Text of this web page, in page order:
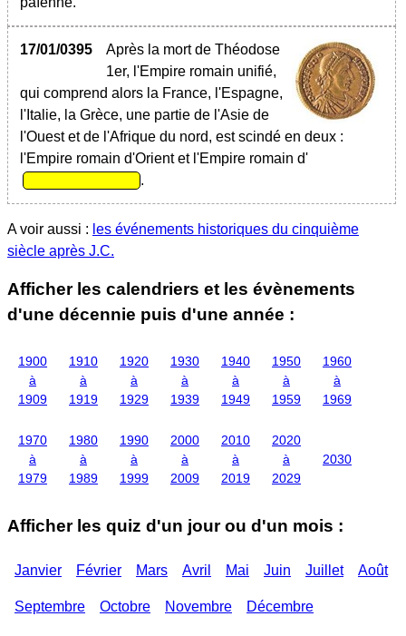
17/01/0395
Après la mort de Théodose
1er, l'Empire romain unifié,
qui comprend alors la France, l'Espagne,
l'Italie, la Grèce, une partie de l'Asie de
l'Ouest et de l'Afrique du nord, est scindé en deux :
l'Empire romain d'Orient et l'Empire romain d'
.
A voir aussi : les événements historiques du cinquième
siècle après J.C.
Afficher les calendriers et les évènements
d'une décennie puis d'une année :
1900
à
1909
1910
à
1919
1920
à
1929
1930
à
1939
1940
à
1949
1950
à
1959
1960
à
1969
1970
à
1979
1980
à
1989
1990
à
1999
2000
à
2009
2010
à
2019
2020
à
2029
2030
Afficher les quiz d'un jour ou d'un mois :
Janvier Février Mars Avril Mai Juin Juillet Août
Septembre Octobre Novembre Décembre